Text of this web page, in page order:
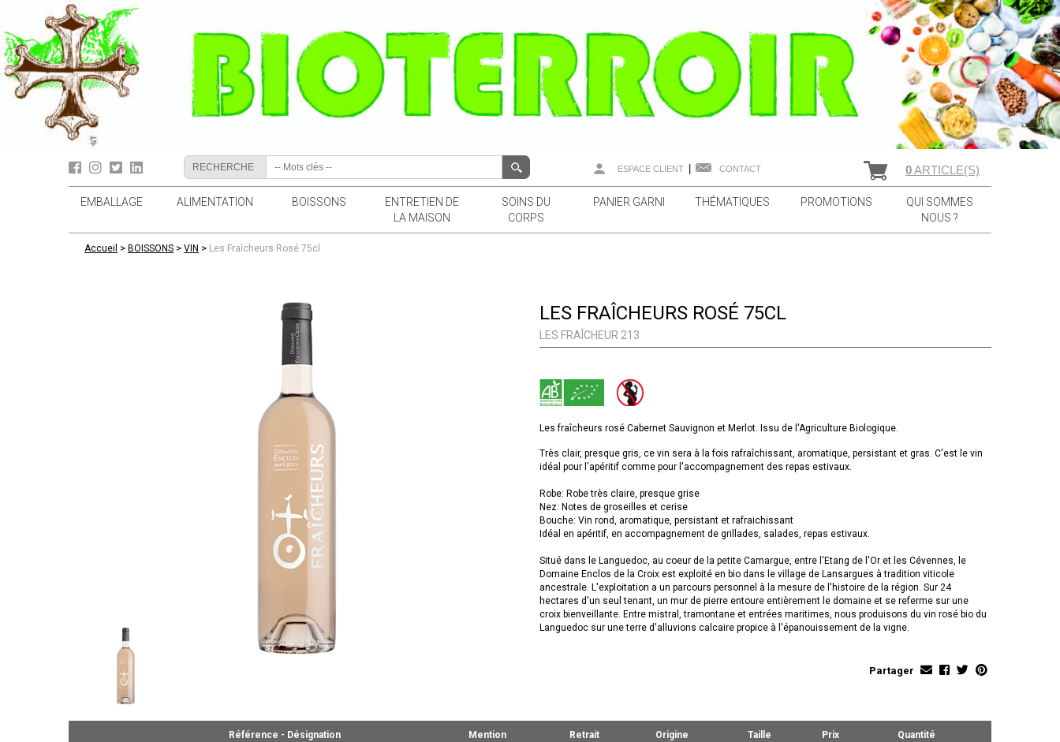
RECHERCHE CONTACT
ESPACE CLIENT 0ARTICLE(S)
EMBALLAGE ALIMENTATION BOISSONS
ENTRETIEN DE
LA MAISON
SOINS DU
CORPS
PANIER GARNI THÉMATIQUES PROMOTIONS
QUI SOMMES
NOUS ?
Accueil > BOISSONS > VIN > Les Fraîcheurs Rosé 75cl
LES FRAÎCHEURS ROSÉ 75CL
LES FRAÎCHEUR 213
Les fraîcheurs rosé Cabernet Sauvignon et Merlot. Issu de l'Agriculture Biologique.
Très clair, presque gris, ce vin sera à la fois rafraîchissant, aromatique, persistant et gras. C'est le vin
idéal pour l'apéritif comme pour l'accompagnement des repas estivaux.
Robe: Robe très claire, presque grise
Nez: Notes de groseilles et cerise
Bouche: Vin rond, aromatique, persistant et rafraichissant
Idéal en apéritif, en accompagnement de grillades, salades, repas estivaux.
Situé dans le Languedoc, au coeur de la petite Camargue, entre l'Etang de l'Or et les Cévennes, le
Domaine Enclos de la Croix est exploité en bio dans le village de Lansargues à tradition viticole
ancestrale. L'exploitation a un parcours personnel à la mesure de l'histoire de la région. Sur 24
hectares d'un seul tenant, un mur de pierre entoure entièrement le domaine et se referme sur une
croix bienveillante. Entre mistral, tramontane et entrées maritimes, nous produisons du vin rosé bio du
Languedoc sur une terre d'alluvions calcaire propice à l'épanouissement de la vigne.
Partager
Référence - Désignation Mention Retrait Origine Taille Prix Quantité